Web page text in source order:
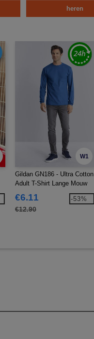
heren
W1
Gildan GN186 - Ultra Cotton
Adult T-Shirt Lange Mouw
€6.11
€12.90
-53%